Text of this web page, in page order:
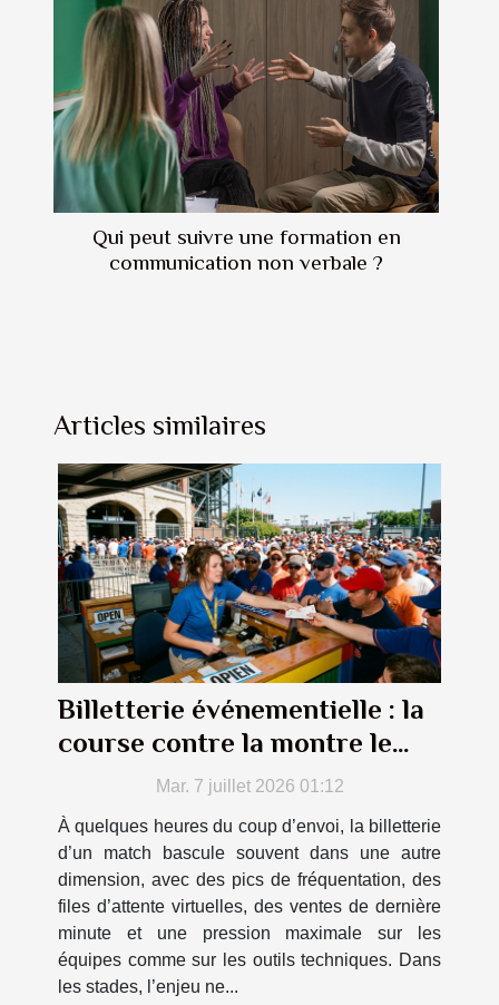
Qui peut suivre une formation en
communication non verbale ?
Articles similaires
Billetterie événementielle : la
course contre la montre le
jour du matchMar. 7 juillet 2026 01:12
À quelques heures du coup d’envoi, la billetterie
d’un match bascule souvent dans une autre
dimension, avec des pics de fréquentation, des
files d’attente virtuelles, des ventes de dernière
minute et une pression maximale sur les
équipes comme sur les outils techniques. Dans
les stades, l’enjeu ne...